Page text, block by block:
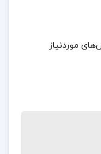
و شاداب‌تر حرکت
آسان سیگار و
موردنیاز